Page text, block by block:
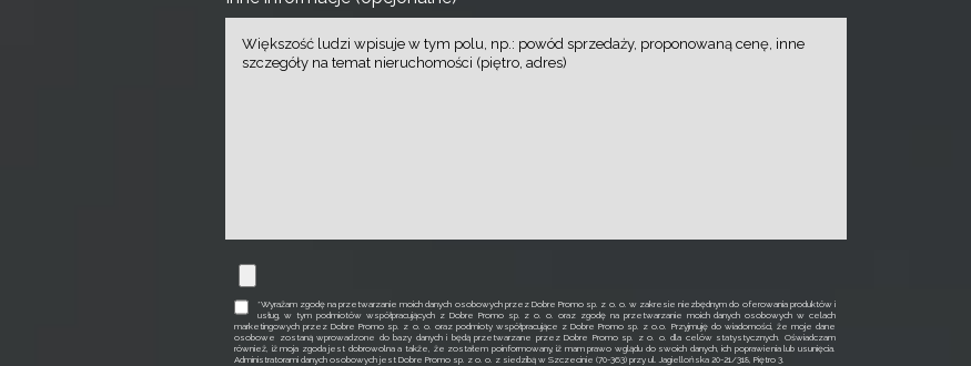
*Wyrażam zgodę na przetwarzanie moich danych osobowych przez Dobre Promo sp. z o. o. w zakresie niezbędnym do oferowania produktów i
usług, w tym podmiotów współpracujących z Dobre Promo sp. z o. o. oraz zgodę na przetwarzanie moich danych osobowych w celach
marketingowych przez Dobre Promo sp. z o. o. oraz podmioty współpracujące z Dobre Promo sp. z o.o. Przyjmuję do wiadomości, że moje dane
osobowe zostaną wprowadzone do bazy danych i będą przetwarzane przez Dobre Promo sp. z o. o. dla celów statystycznych. Oświadczam
również, iż moja zgoda jest dobrowolna a także, że zostałem poinformowany, iż mam prawo wglądu do swoich danych, ich poprawienia lub usunięcia.
Administratorami danych osobowych jest Dobre Promo sp. z o. o. z siedzibą w Szczecinie (70-363) przy ul. Jagiellońska 20-21/318, Piętro 3.